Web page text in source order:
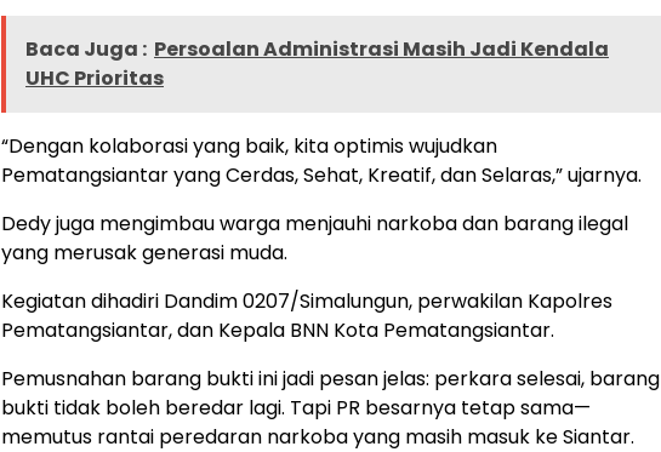
Baca Juga : Persoalan Administrasi Masih Jadi Kendala
UHC Prioritas
“Dengan kolaborasi yang baik, kita optimis wujudkan
Pematangsiantar yang Cerdas, Sehat, Kreatif, dan Selaras,” ujarnya.
Dedy juga mengimbau warga menjauhi narkoba dan barang ilegal
yang merusak generasi muda.
Kegiatan dihadiri Dandim 0207/Simalungun, perwakilan Kapolres
Pematangsiantar, dan Kepala BNN Kota Pematangsiantar.
Pemusnahan barang bukti ini jadi pesan jelas: perkara selesai, barang
bukti tidak boleh beredar lagi. Tapi PR besarnya tetap sama—
memutus rantai peredaran narkoba yang masih masuk ke Siantar.